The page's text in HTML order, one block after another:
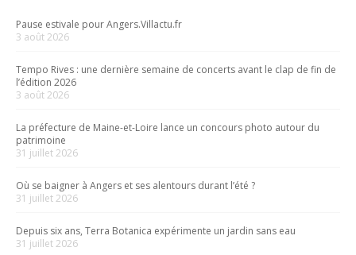
Pause estivale pour Angers.Villactu.fr
3 août 2026
Tempo Rives : une dernière semaine de concerts avant le clap de fin de
l’édition 2026
3 août 2026
La préfecture de Maine-et-Loire lance un concours photo autour du
patrimoine
31 juillet 2026
Où se baigner à Angers et ses alentours durant l’été ?
31 juillet 2026
Depuis six ans, Terra Botanica expérimente un jardin sans eau
31 juillet 2026